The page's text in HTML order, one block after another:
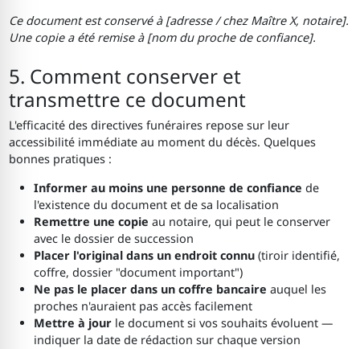
Ce document est conservé à [adresse / chez Maître X, notaire].
Une copie a été remise à [nom du proche de confiance].
5. Comment conserver et
transmettre ce document
L'efficacité des directives funéraires repose sur leur
accessibilité immédiate au moment du décès. Quelques
bonnes pratiques :
Informer au moins une personne de confiance de
l'existence du document et de sa localisation
Remettre une copie au notaire, qui peut le conserver
avec le dossier de succession
Placer l'original dans un endroit connu(tiroir identifié,
coffre, dossier "document important")
Ne pas le placer dans un coffre bancaire auquel les
proches n'auraient pas accès facilement
Mettre à jourle document si vos souhaits évoluent —
indiquer la date de rédaction sur chaque version